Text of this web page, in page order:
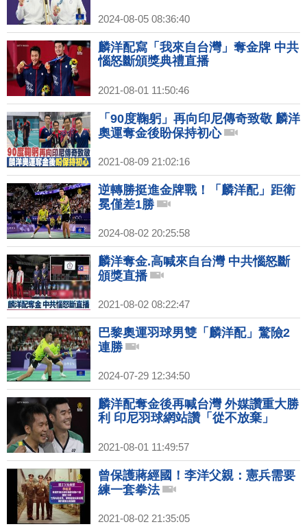
2024-08-05 08:36:40
麟洋配寫「我來自台灣」奪金牌 中共
惱怒斷頒獎典禮直播
2021-08-01 11:50:46
「90度鞠躬」再向印尼傳奇致敬 麟洋
奧運奪金後盼保持初心
2021-08-09 21:02:16
逆轉勝挺進金牌戰！「麟洋配」距衛
冕僅差1勝
2024-08-02 20:25:58
麟洋奪金.高喊來自台灣 中共惱怒斷
頒獎直播
2021-08-02 08:22:47
巴黎奧運羽球男雙「麟洋配」驚險2
連勝
2024-07-29 12:34:50
麟洋配奪金後再喊台灣 外媒讚重大勝
利 印尼羽球網站讚「從不放棄」
2021-08-01 11:49:57
曾保護蔣經國！李洋父親：憲兵需要
練一套拳法
2021-08-02 21:35:05